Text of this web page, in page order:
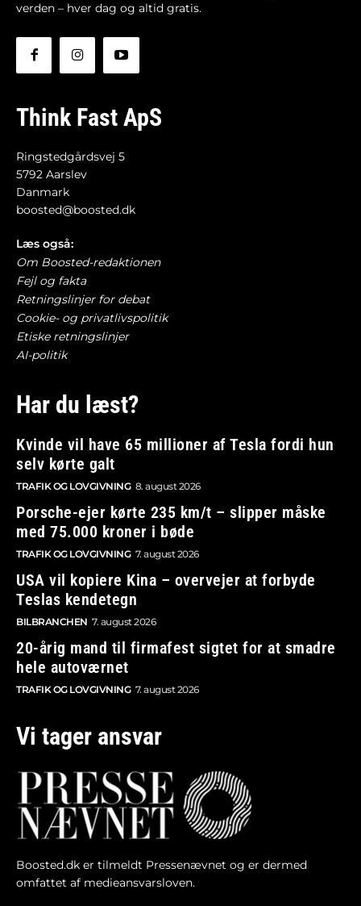
verden – hver dag og altid gratis.
Think Fast ApS
Ringstedgårdsvej 5
5792 Aarslev
Danmark
boosted@boosted.dk
Læs også:
Om Boosted-redaktionen
Fejl og fakta
Retningslinjer for debat
Cookie- og privatlivspolitik
Etiske retningslinjer
AI-politik
Har du læst?
Kvinde vil have 65 millioner af Tesla fordi hun
selv kørte galt
TRAFIK OG LOVGIVNING 8. august 2026
Porsche-ejer kørte 235 km/t – slipper måske
med 75.000 kroner i bøde
TRAFIK OG LOVGIVNING 7. august 2026
USA vil kopiere Kina – overvejer at forbyde
Teslas kendetegn
BILBRANCHEN 7. august 2026
20-årig mand til firmafest sigtet for at smadre
hele autoværnet
TRAFIK OG LOVGIVNING 7. august 2026
Vi tager ansvar
Boosted.dk er tilmeldt Pressenævnet og er dermed
omfattet af medieansvarsloven.